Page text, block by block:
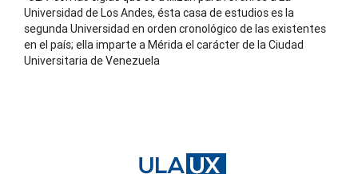
Universidad de Los Andes, ésta casa de estudios es la
segunda Universidad en orden cronológico de las existentes
en el país; ella imparte a Mérida el carácter de la Ciudad
Universitaria de Venezuela